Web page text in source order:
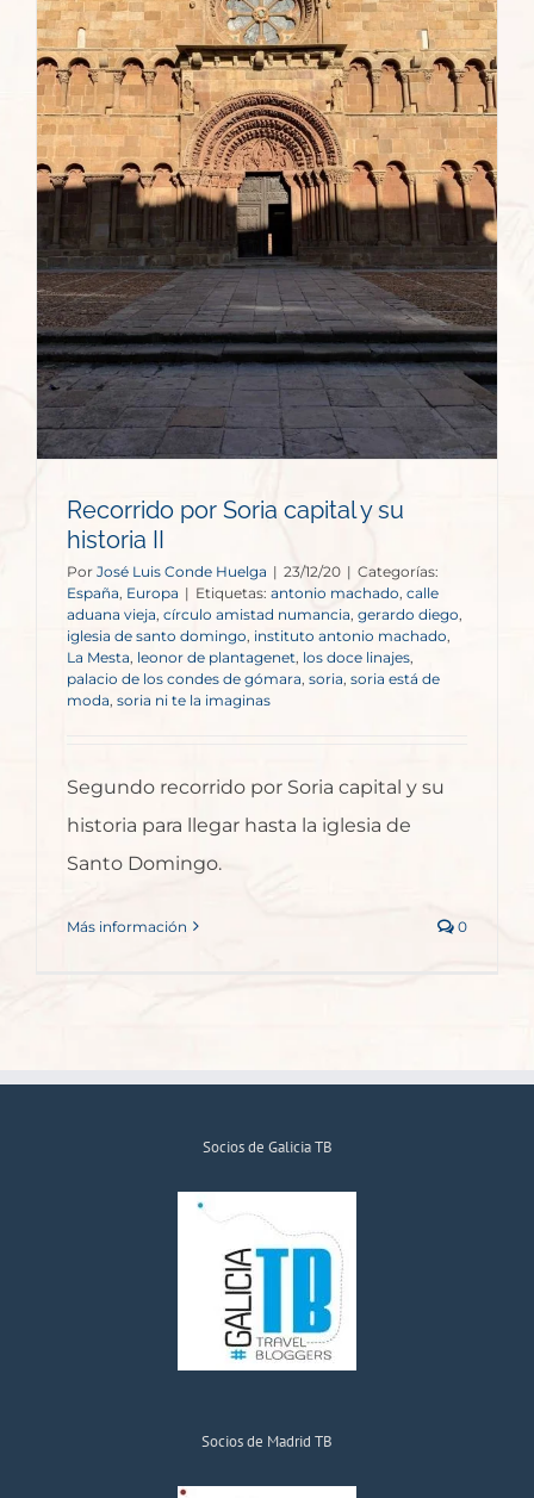
Recorrido por Soria capital y su
historia II
Por José Luis Conde Huelga | 23/12/20 | Categorías:
España Europa | Etiquetas: antonio machado, calle
aduana vieja círculo amistad numancia gerardo diego
iglesia de santo domingo, instituto antonio machado
La Mesta leonor de plantagenet los doce linajes
palacio de los condes de gómara, soria soria está de
moda soria ni te la imaginas
Segundo recorrido por Soria capital y su
historia para llegar hasta la iglesia de
Santo Domingo.
Más información 0
Socios de Galicia TB
Socios de Madrid TB